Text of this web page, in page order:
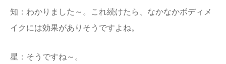
知：わかりました～。これ続けたら、なかなかボディメ
イクには効果がありそうですよね。
星：そうですね～。